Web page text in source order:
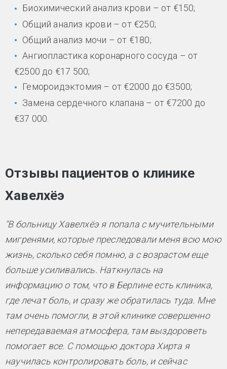
Биохимический анализ крови – от €150;
Общий анализ крови – от €250;
Общий анализ мочи – от €180;
Ангиопластика коронарного сосуда – от
€2500 до €17 500;
Гемороидэктомия – от €2000 до €3500;
Замена сердечного клапана – от €7200 до
€37 000.
Отзывы пациентов о клинике
Хавелхёэ
"В больницу Хавелхёэ я попала с мучительными
мигренями, которые преследовали меня всю мою
жизнь, сколько себя помню, а с возрастом еще
больше усиливались. Наткнулась на
информацию о том, что в Берлине есть клиника,
где лечат боль, и сразу же обратилась туда. Мне
там очень помогли, в этой клинике совершенно
непередаваемая атмосфера, там выздороветь
помогает все. С помощью доктора Хирта я
научилась контролировать боль, и сейчас